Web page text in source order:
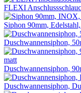
FLEXI
Siphon 90mm,
Duschwannensiphon,
Duschwannensiphon,
Duschwannensiphon,